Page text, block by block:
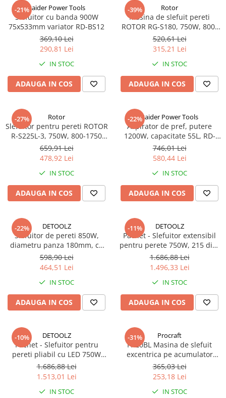
-21%Raider Power Tools
Slefuitor cu banda 900W
75x533mm variator RD-BS12
369,10 Lei
290,81 Lei
IN STOC
ADAUGA IN COS
-39% Rotor
Masina de slefuit pereti
ROTOR RG-S180, 750W, 800-
1750 rot/min
520,61 Lei
315,21 Lei
IN STOC
ADAUGA IN COS
-27% Rotor
Slefuitor pentru pereti ROTOR
R-S225L-3, 750W, 800-1750
rot/min, disc de 225mm
659,91 Lei
478,92 Lei
IN STOC
ADAUGA IN COS
-22%Raider Power Tools
Aspirator de pref, putere
1200W, capacitate 55L, RD-
DC02 Raider Power
746,01 Lei
580,44 Lei
IN STOC
ADAUGA IN COS
-22% DETOOLZ
Slefuitor de pereti 850W,
diametru panza 180mm, cu
variator de turatie si banda
LED
598,90 Lei
464,51 Lei
IN STOC
ADAUGA IN COS
-11% DETOOLZ
Pachet - Slefuitor extensibil
pentru perete 750W, 215 disc
+ Aspirator pentru praf si
rumegus 1100W, debit 183
mc/h, 50 L
1.686,88 Lei
1.496,33 Lei
IN STOC
ADAUGA IN COS
-10% DETOOLZ
Pachet - Slefuitor pentru
pereti pliabil cu LED 750W
Ø225mm + Aspirator pentru
praf si rumegus 1100W, cos
50 L, Debit 183 mc/h
1.686,88 Lei
1.513,01 Lei
IN STOC
-31% Procraft
PX20BL Masina de slefuit
excentrica pe acumulator
(fara acumulator si incarcator)
PROCRAFT Brushless , 6000 –
13.000 rpm, Diametru disc de
șlefuire: 125 mm
365,03 Lei
253,18 Lei
IN STOC